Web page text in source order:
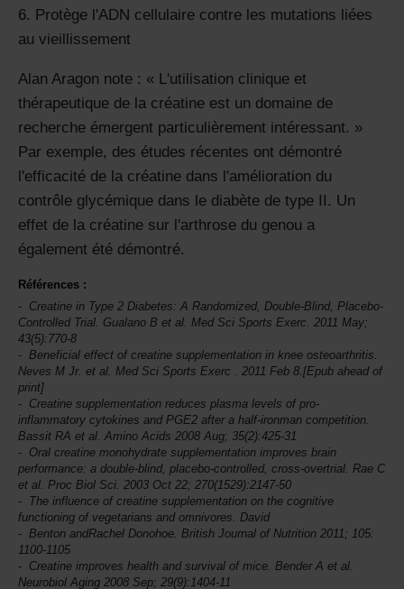
Protège l'ADN cellulaire contre les mutations liées
au vieillissement
Alan Aragon note : « L'utilisation clinique et
thérapeutique de la créatine est un domaine de
recherche émergent particulièrement intéressant. »
Par exemple, des études récentes ont démontré
l'efficacité de la créatine dans l'amélioration du
contrôle glycémique dans le diabète de type II. Un
effet de la créatine sur l'arthrose du genou a
également été démontré.
Références :
Creatine in Type 2 Diabetes: A Randomized, Double-Blind, Placebo-
Controlled Trial. Gualano B et al. Med Sci Sports Exerc. 2011 May;
43(5):770-8
Beneficial effect of creatine supplementation in knee osteoarthritis.
Neves M Jr. et al. Med Sci Sports Exerc . 2011 Feb 8.[Epub ahead of
print]
Creatine supplementation reduces plasma levels of pro-
inflammatory cytokines and PGE2 after a half-ironman competition.
Bassit RA et al. Amino Acids 2008 Aug; 35(2):425-31
Oral creatine monohydrate supplementation improves brain
performance: a double-blind, placebo-controlled, cross-overtrial. Rae C
et al. Proc Biol Sci. 2003 Oct 22; 270(1529):2147-50
The influence of creatine supplementation on the cognitive
functioning of vegetarians and omnivores. David
Benton andRachel Donohoe. British Journal of Nutrition 2011; 105:
1100-1105
Creatine improves health and survival of mice. Bender A et al.
Neurobiol Aging 2008 Sep; 29(9):1404-11